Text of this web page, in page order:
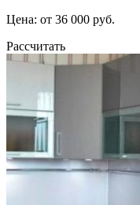
Цена: от 36 000 руб.
Рассчитать